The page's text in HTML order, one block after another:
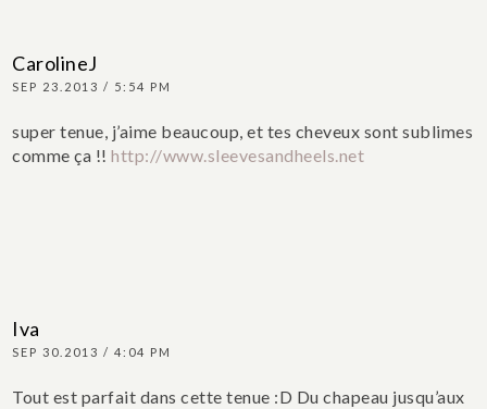
CarolineJ
SEP 23.2013 / 5:54 PM
super tenue, j’aime beaucoup, et tes cheveux sont sublimes
comme ça !! http://www.sleevesandheels.net
Iva
SEP 30.2013 / 4:04 PM
Tout est parfait dans cette tenue :D Du chapeau jusqu’aux